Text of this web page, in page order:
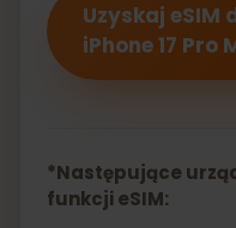
Uzyskaj eSIM
iPhone 17 Pro
*Następujące
funkcji eSIM: